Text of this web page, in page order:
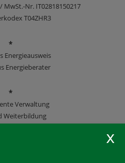
MwSt.-Nr. IT02818150217
T04ZHR3
*
Energieausweis
Energieberater
*
Verwaltung
Weiterbildung